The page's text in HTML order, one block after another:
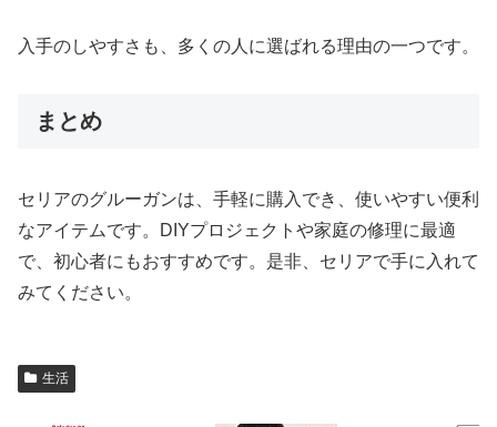
入手のしやすさも、多くの人に選ばれる理由の一つです。
まとめ
セリアのグルーガンは、手軽に購入でき、使いやすい便利
なアイテムです。DIYプロジェクトや家庭の修理に最適
で、初心者にもおすすめです。是非、セリアで手に入れて
みてください。
生活